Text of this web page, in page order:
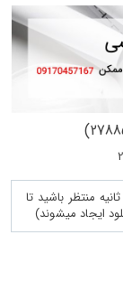
لود کامل صفحه روی دانلود کلیک کنید 5 تا 10 ثانیه منتظر باشید تا
ایجاد میشوند)